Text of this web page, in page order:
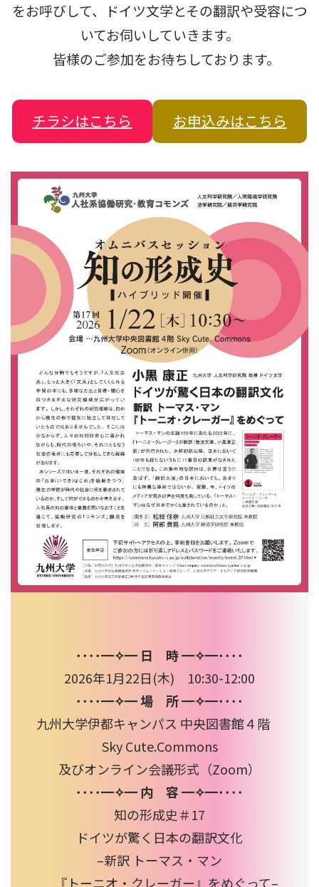
をお呼びして、ドイツ文学とその翻訳や受容につ
いてお伺いしていきます。
皆様のご参加をお待ちしております。
チラシはこちら お申込みはこちら
････━✧━ 日 時 ━✧━････
2026年1月22日(木) 10:30-12:00
････━✧━ 場 所 ━✧━････
九州大学伊都キャンパス 中央図書館４階
Sky Cute.Commons
及びオンライン会議形式（Zoom）
････━✧━ 内 容 ━✧━････
知の形成史＃17
ドイツが驚く日本の翻訳文化
–新訳 トーマス・マン
『トーニオ・クレーガー』をめぐって–